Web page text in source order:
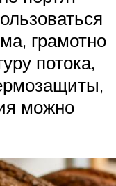
грамотно
потока,
можно